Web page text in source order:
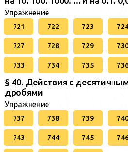
Упражнение
721 722 723 724
727 728 729 730
733 734 735 736
§ 40. Действия с
дробями
Упражнение
737 738 739 740
743 744 745 746